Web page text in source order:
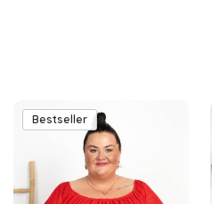
Bestseller